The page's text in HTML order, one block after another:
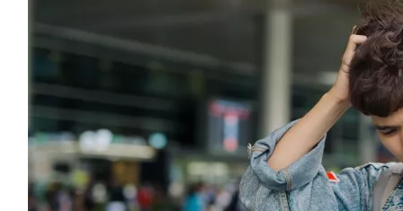
Αποζημίωση Άρνησης
Αποζημίωση Αεροπορικών
Παράπονα για αεροπορικές
Νομοθεσία